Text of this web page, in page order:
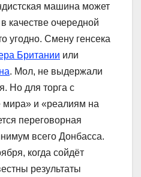
машина может
качестве очередной
угодно. Смену генсека
Британии или
. Мол, не выдержали
Но для торга с
и «реалиям на
переговорная
всего Донбасса.
когда сойдёт
результаты